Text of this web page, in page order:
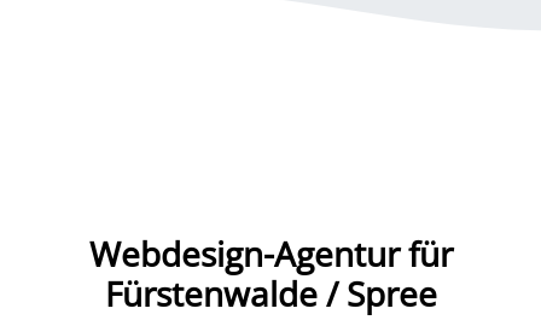
Webdesign-Agentur für
Fürstenwalde / Spree